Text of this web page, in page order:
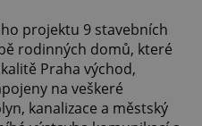
projektu 9 stavebních
rodinných domů, které
Praha východ,
na veškeré
kanalizace a městský